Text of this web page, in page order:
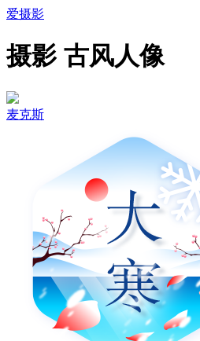
爱摄影
摄影 古风人像
麦克斯